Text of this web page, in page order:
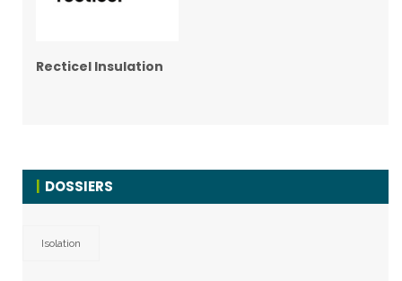
Recticel Insulation
DOSSIERS
Isolation